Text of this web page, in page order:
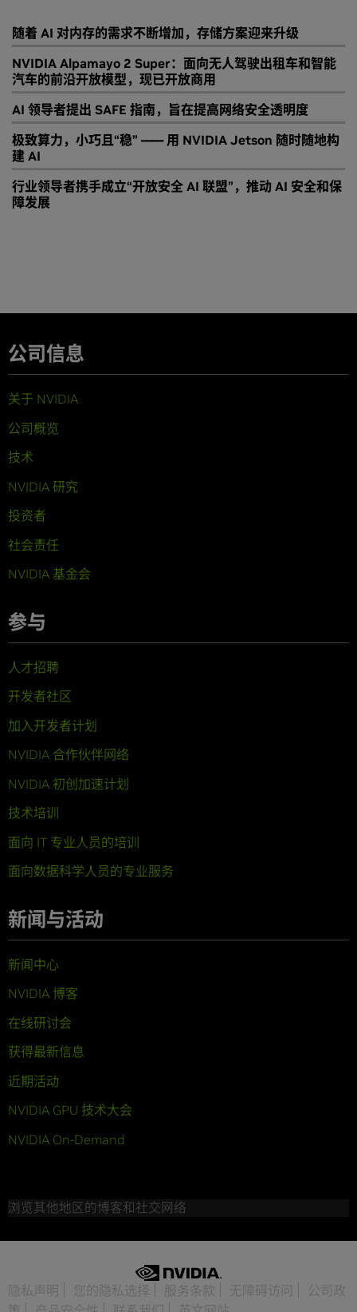
随着 AI 对内存的需求不断增加，存储方案迎来升级
NVIDIA Alpamayo 2 Super：面向无人驾驶出租车和智能
汽车的前沿开放模型，现已开放商用
AI 领导者提出 SAFE 指南，旨在提高网络安全透明度
极致算力，小巧且“稳” —— 用 NVIDIA Jetson 随时随地构
建 AI
行业领导者携手成立“开放安全 AI 联盟”，推动 AI 安全和保
障发展
公司信息
关于 NVIDIA
公司概览
技术
NVIDIA 研究
投资者
社会责任
NVIDIA 基金会
参与
人才招聘
开发者社区
加入开发者计划
NVIDIA 合作伙伴网络
NVIDIA 初创加速计划
技术培训
面向 IT 专业人员的培训
面向数据科学人员的专业服务
新闻与活动
新闻中心
NVIDIA 博客
在线研讨会
获得最新信息
近期活动
NVIDIA GPU 技术大会
NVIDIA On-Demand
浏览其他地区的博客和社交网络
隐私声明 您的隐私选择 服务条款 无障碍访问
公司政